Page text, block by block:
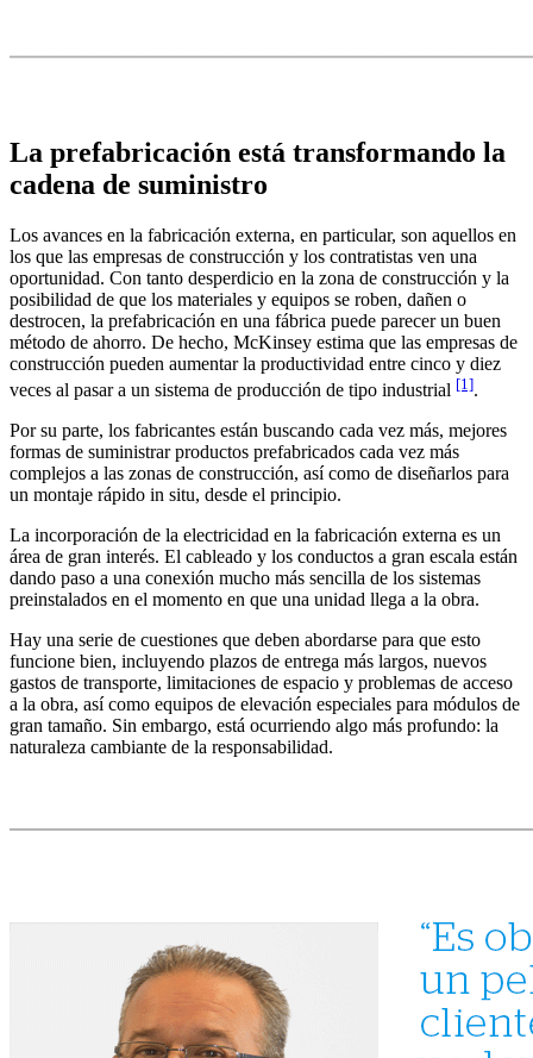
La prefabricación está transformando la
cadena de suministro
Los avances en la fabricación externa, en particular, son aquellos en
los que las empresas de construcción y los contratistas ven una
oportunidad. Con tanto desperdicio en la zona de construcción y la
posibilidad de que los materiales y equipos se roben, dañen o
destrocen, la prefabricación en una fábrica puede parecer un buen
método de ahorro. De hecho, McKinsey estima que las empresas de
construcción pueden aumentar la productividad entre cinco y diez
veces al pasar a un sistema de producción de tipo industrial [1].
Por su parte, los fabricantes están buscando cada vez más, mejores
formas de suministrar productos prefabricados cada vez más
complejos a las zonas de construcción, así como de diseñarlos para
un montaje rápido in situ, desde el principio.
La incorporación de la electricidad en la fabricación externa es un
área de gran interés. El cableado y los conductos a gran escala están
dando paso a una conexión mucho más sencilla de los sistemas
preinstalados en el momento en que una unidad llega a la obra.
Hay una serie de cuestiones que deben abordarse para que esto
funcione bien, incluyendo plazos de entrega más largos, nuevos
gastos de transporte, limitaciones de espacio y problemas de acceso
a la obra, así como equipos de elevación especiales para módulos de
gran tamaño. Sin embargo, está ocurriendo algo más profundo: la
naturaleza cambiante de la responsabilidad.